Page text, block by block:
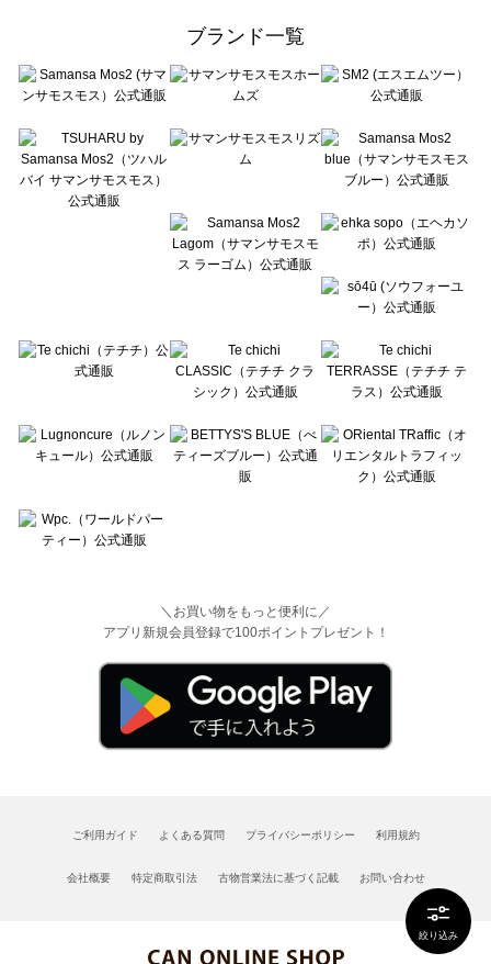
絞り込み
Te chichi（テチチ）の一覧
Te chichi CLASSIC（テチチ クラシック）の一覧
Lugnoncure（ルノンキュール）の一覧
BETTY'S BLUE（べティーズブルー）の一覧
Wpc.（ワールドパーティー）の一覧
ブランド一覧
＼お買い物をもっと便利に／
アプリ新規会員登録で100ポイントプレゼント！
ご利用ガイド よくある質問 プライバシーポリシー 利用規約
会社概要 特定商取引法 古物営業法に基づく記載 お問い合わせ